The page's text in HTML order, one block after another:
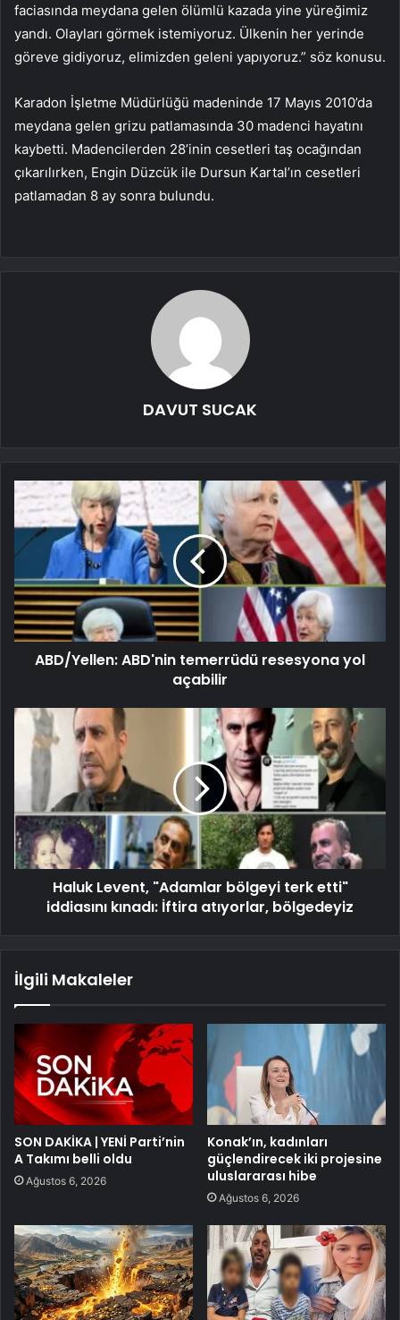
faciasında meydana gelen ölümlü kazada yine yüreğimiz
yandı. Olayları görmek istemiyoruz. Ülkenin her yerinde
göreve gidiyoruz, elimizden geleni yapıyoruz.” söz konusu.
Karadon İşletme Müdürlüğü madeninde 17 Mayıs 2010’da
meydana gelen grizu patlamasında 30 madenci hayatını
kaybetti. Madencilerden 28’inin cesetleri taş ocağından
çıkarılırken, Engin Düzcük ile Dursun Kartal’ın cesetleri
patlamadan 8 ay sonra bulundu.
DAVUT SUCAK
ABD/Yellen: ABD'nin temerrüdü resesyona yol
açabilir
Haluk Levent, "Adamlar bölgeyi terk etti"
iddiasını kınadı: İftira atıyorlar, bölgedeyiz
İlgili Makaleler
SON DAKİKA | YENİ Parti’nin
A Takımı belli oldu
Ağustos 6, 2026
Konak’ın, kadınları
güçlendirecek iki projesine
uluslararası hibe
Ağustos 6, 2026